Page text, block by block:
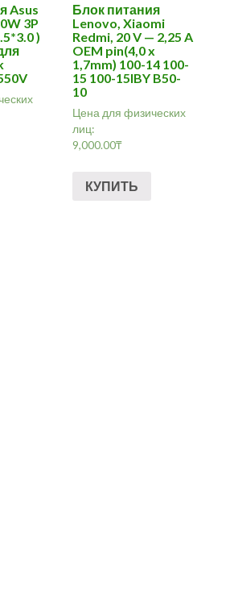
Asus
3P
)
Блок питания
Lenovo, Xiaomi
Redmi, 20 V — 2,25 A
OEM pin(4,0 x
1,7mm) 100-14 100-
15 100-15IBY B50-
10
Цена для физических
лиц:
9,000.00₸
КУПИТЬ